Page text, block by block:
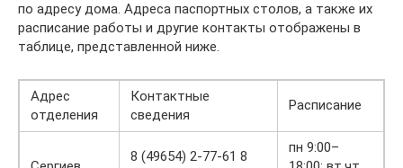
по адресу дома. Адреса паспортных столов, а также их
расписание работы и другие контакты отображены в
таблице, представленной ниже.
Адрес
отделения
Контактные
сведения
Расписание
8 (49654) 2-77-61 8
пн 9:00–